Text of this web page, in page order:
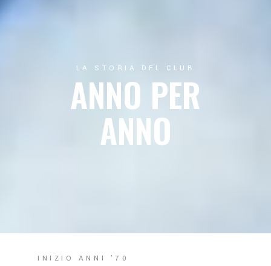
LA STORIA DEL CLUB
ANNO PER
ANNO
INIZIO ANNI '70